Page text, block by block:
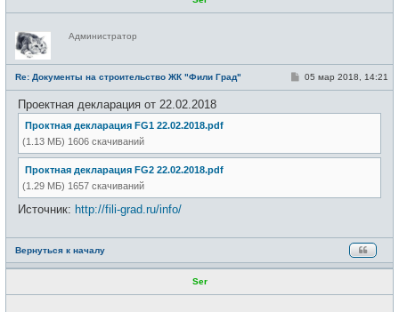
е
в
с
е
т
и
Администратор
Re: Документы на строительство ЖК "Фили Град"
С
е
05 мар 2018, 14:21
Проектная декларация от 22.02.2018
Проктная декларация FG1 22.02.2018.pdf
(1.13 МБ) 1606 скачиваний
Проктная декларация FG2 22.02.2018.pdf
(1.29 МБ) 1657 скачиваний
Источник: http://fili-grad.ru/info/
Вернуться к началу
Ser